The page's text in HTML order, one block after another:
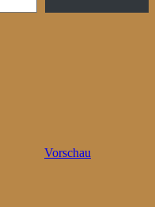
Vorschau